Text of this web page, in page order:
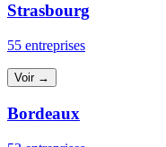
Strasbourg
55 entreprises
Voir →
Bordeaux